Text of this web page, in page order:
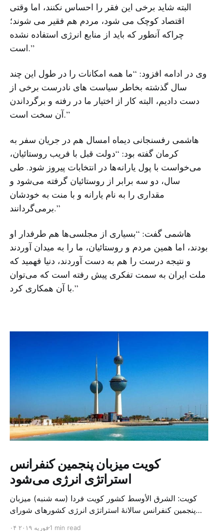
البته شاید برخی این فقر را احساس نکنند، اما وقتی
اقتصاد کوچک می شود، مردم هم فقیر می شوند؛
چراکه آنطور که باید از منابع انرژی استفاده نشده
است.”
وی در ادامه افزود: “ما همه امکانات را در طول این چند
سال گذشته بخاطر سیاست های نادرست برخی از
دست دادیم، البته کار از اختیار ما در رفته و برگرداندن
آن سخت است.”
هاشمی رفسنجانی دیماه امسال هم در جریان سفر به
کرمان گفته بود: “دولت قبل با فریب‌ روستائیان،
می‌خواست با پول یارانه‌ها در انتخابات پیروز شود. طی
سال، دو سه برابر از روستائیان گرفته می‌شود و
مقداری را به نام یارانه و با منت به خودشان
برمی‌گردانند.”
هاشمی گفت: “بسیاری از مجلسی‌ها هم طرفدار او
بودند، اما همین مردم و روستائیان، ما را به میدان آوردند
و نتیجه درست را هم به دست آوردند، دنیا فهمید که
ملت ایران به سمت تفکری پیش رفته است که می‌توان
با آن همکاری کرد.”
کویت میزبان پنجمین کنفرانس
استراتژی انرژی می‌شود
کویت: الشرق الأوسط کشور کویت فردا (سه شنبه) میزبان
پنجمین کنفرانس سالانهٔ استراتژی انرژی کشورهای شورای
۰۴ فوریه ۲۰۱۹1 min read